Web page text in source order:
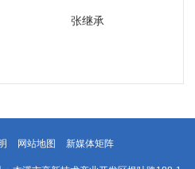
承
网站地图 新媒体矩阵